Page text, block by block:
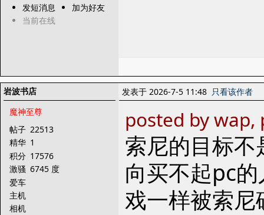
发短消息
加为好友
当前在线
岩波书店
魔神至尊
帖子 22513
精华 1
积分 17576
激骚 6745 度
爱车
主机
相机
发表于 2026-7-5 11:48 只看该作者
posted by
索尼的目标
向买不起pc
戏一样被索尼